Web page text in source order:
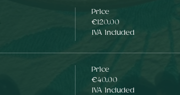
Price
€120.00
IVA included
Price
€40.00
IVA included